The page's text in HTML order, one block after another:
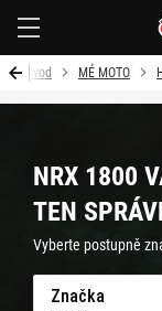
Úvod MÉ MOTO
NRX 1800
TEN
Vyberte postupně
Značka